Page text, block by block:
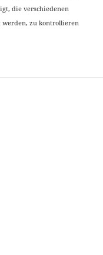
die verschiedenen
zu kontrollieren